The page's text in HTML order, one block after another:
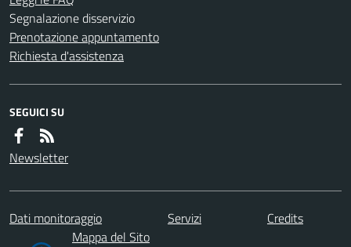
Segnalazione disservizio
Prenotazione appuntamento
Richiesta d'assistenza
SEGUICI SU
Newsletter
Dati monitoraggio Servizi
Credits
Mappa del Sito